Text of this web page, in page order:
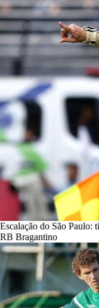
Escalação do São Paulo:
RB Bragantino